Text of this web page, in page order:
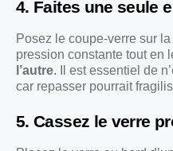
4. Faites une seule
Posez le coupe-verre sur
pression constante tout en
l’autre. Il est essentiel de
car repasser pourrait
5. Cassez le verre